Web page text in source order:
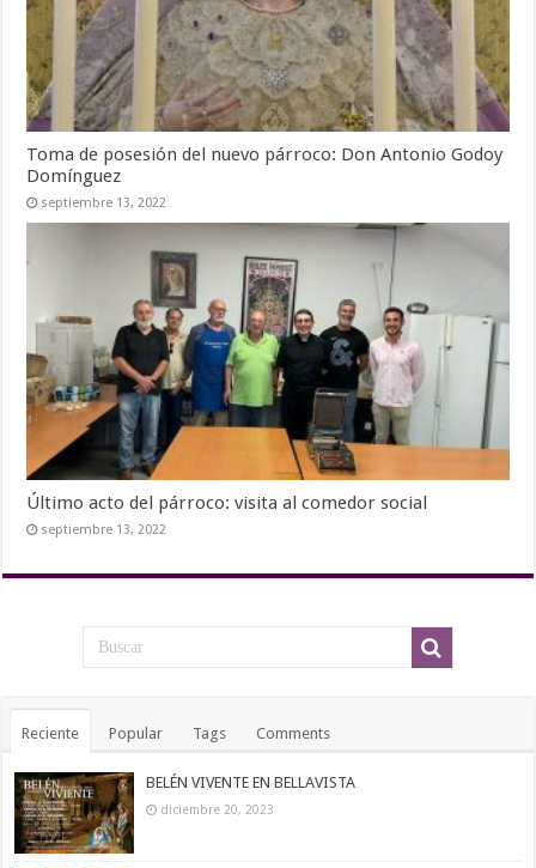
Toma de posesión del nuevo párroco: Don Antonio Godoy
Domínguez
septiembre 13, 2022
Último acto del párroco: visita al comedor social
septiembre 13, 2022
Reciente Popular Tags Comments
BELÉN VIVENTE EN BELLAVISTA
diciembre 20, 2023